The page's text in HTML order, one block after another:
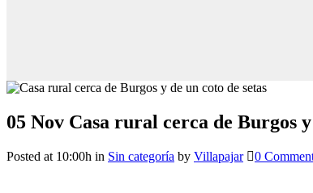
05 Nov Casa rural cerca de Burgos
Posted at 10:00h in Sin categoría by Villapajar 0